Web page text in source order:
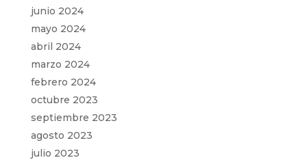
junio 2024
mayo 2024
abril 2024
marzo 2024
febrero 2024
octubre 2023
septiembre 2023
agosto 2023
julio 2023